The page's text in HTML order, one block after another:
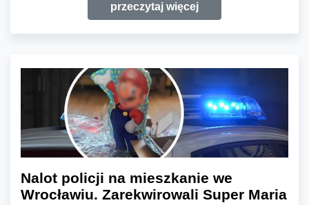
przeczytaj więcej
Nalot policji na mieszkanie we
Wrocławiu. Zarekwirowali Super Maria